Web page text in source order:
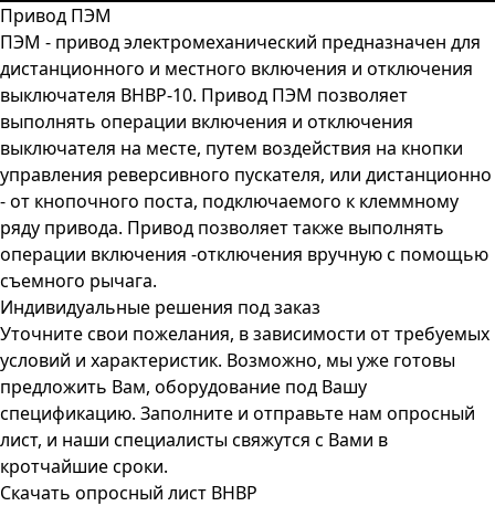
Привод ПЭМ
ПЭМ - привод электромеханический предназначен для
дистанционного и местного включения и отключения
выключателя ВНВР-10. Привод ПЭМ позволяет
выполнять операции включения и отключения
выключателя на месте, путем воздействия на кнопки
управления реверсивного пускателя, или дистанционно
- от кнопочного поста, подключаемого к клеммному
ряду привода. Привод позволяет также выполнять
операции включения -отключения вручную с помощью
съемного рычага.
Индивидуальные решения под заказ
Уточните свои пожелания, в зависимости от требуемых
условий и характеристик. Возможно, мы уже готовы
предложить Вам, оборудование под Вашу
спецификацию. Заполните и отправьте нам опросный
лист, и наши специалисты свяжутся с Вами в
кротчайшие сроки.
Скачать опросный лист ВНВР